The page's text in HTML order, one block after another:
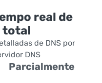
real de
total
de DNS por
DNS
Parcialmente